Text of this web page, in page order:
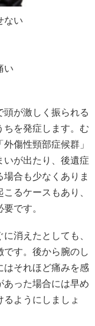
ない
い
が激しく振られる
ちを発症します。む
傷性頸部症候群」
いが出たり、後遺症
合も少なくありま
るケースもあり、
です。
消えたとしても、
す。後から腕のし
はそれほど痛みを感
あった場合には早め
ようにしましょ